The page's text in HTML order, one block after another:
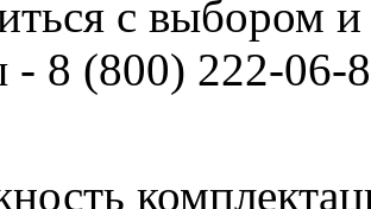
с выбором
- 8 (800) 222-06-